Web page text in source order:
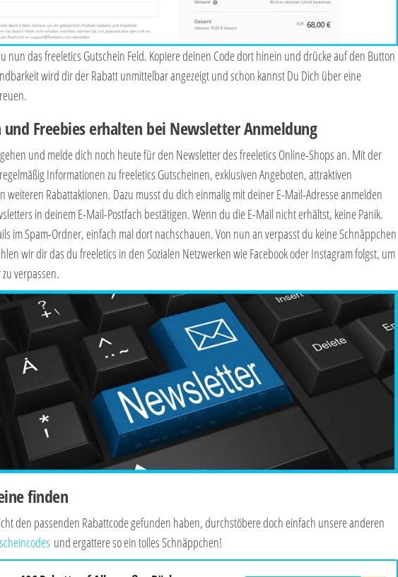
nun das freeletics Gutschein Feld. Kopiere deinen Code dort hinein und drücke auf den Button
wird dir der Rabatt unmittelbar angezeigt und schon kannst Du Dich über eine
Freebies erhalten bei Newsletter Anmeldung
und melde dich noch heute für den Newsletter des freeletics Online-Shops an. Mit der
Informationen zu freeletics Gutscheinen, exklusiven Angeboten, attraktiven
weiteren Rabattaktionen. Dazu musst du dich einmalig mit deiner E-Mail-Adresse anmelden
in deinem E-Mail-Postfach bestätigen. Wenn du die E-Mail nicht erhältst, keine Panik.
im Spam-Ordner, einfach mal dort nachschauen. Von nun an verpasst du keine Schnäppchen
wir dir das du freeletics in den Sozialen Netzwerken wie Facebook oder Instagram folgst, um
verpassen.
finden
den passenden Rabattcode gefunden haben, durchstöbere doch einfach unsere anderen
und ergattere so ein tolles Schnäppchen!